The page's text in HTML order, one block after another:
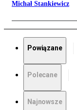
Michał Stankiewicz
Powiązane
Polecane
Najnowsze